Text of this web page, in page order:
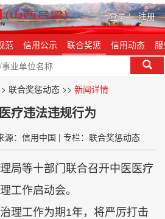
登录| 注册
范 信用公示 联合奖惩 信用动态
联合奖惩动态 >> 新闻详情
疗违法违规行为
源：信用中国 | 专栏：联合奖惩动态
局等十部门联合召开中医医疗
工作启动会。
工作为期1年，将严厉打击